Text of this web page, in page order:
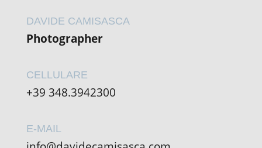
DAVIDE CAMISASCA
Photographer
CELLULARE
+39 348.3942300
E-MAIL